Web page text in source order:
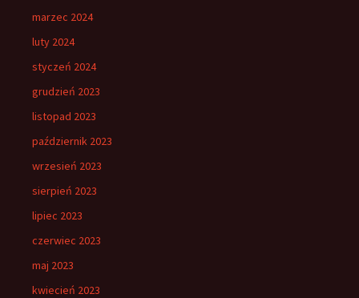
marzec 2024
luty 2024
styczeń 2024
grudzień 2023
listopad 2023
październik 2023
wrzesień 2023
sierpień 2023
lipiec 2023
czerwiec 2023
maj 2023
kwiecień 2023